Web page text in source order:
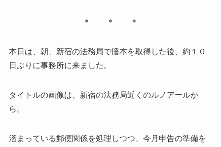
＊ ＊ ＊
本日は、朝、新宿の法務局で謄本を取得した後、約１０
日ぶりに事務所に来ました。
タイトルの画像は、新宿の法務局近くのルノアールか
ら。
溜まっている郵便関係を処理しつつ、今月申告の準備を